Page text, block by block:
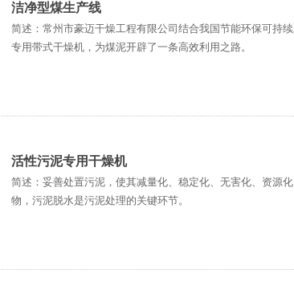
洁净型煤生产线
简述：常州市豪迈干燥工程有限公司结合我国节能环保可持
专用带式干燥机，为煤泥开辟了一条高效利用之路。
活性污泥专用干燥机
简述：妥善处置污泥，使其减量化、稳定化、无害化、资源
物，污泥脱水是污泥处理的关键环节。